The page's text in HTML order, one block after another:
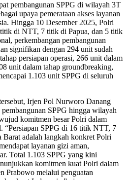
pembangunan SPPG di wilayah 3T
upaya pemerataan akses layanan
Hingga 10 Desember 2025, Polri
di NTT, 7 titik di Papua, dan 5 titik
perkembangan pembangunan
signifikan dengan 294 unit sudah
persiapan operasi, 266 unit dalam
unit dalam tahap groundbreaking,
1.103 unit SPPG di seluruh
Irjen Pol Nurworo Danang
SPPG hingga wilayah
komitmen besar Polri dalam
“Persiapan SPPG di 16 titik NTT, 7
Barat adalah langkah konkret Polri
layanan gizi aman,
Total 1.103 SPPG yang kini
komitmen kuat Polri dalam
Prabowo melalui penguatan